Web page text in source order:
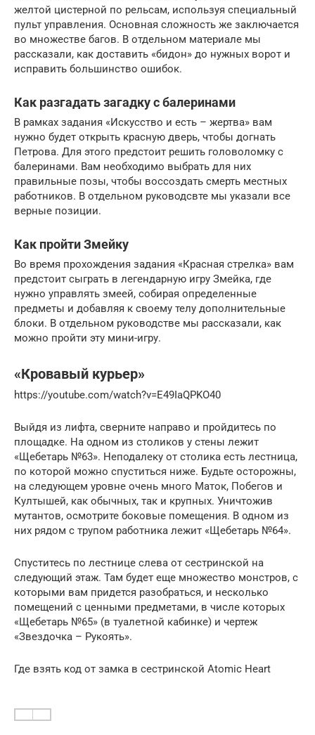
желтой цистерной по рельсам, используя специальный
пульт управления. Основная сложность же заключается
во множестве багов. В отдельном материале мы
рассказали, как доставить «бидон» до нужных ворот и
исправить большинство ошибок.
Как разгадать загадку с балеринами
В рамках задания «Искусство и есть – жертва» вам
нужно будет открыть красную дверь, чтобы догнать
Петрова. Для этого предстоит решить головоломку с
балеринами. Вам необходимо выбрать для них
правильные позы, чтобы воссоздать смерть местных
работников. В отдельном руководсвте мы указали все
верные позиции.
Как пройти Змейку
Во время прохождения задания «Красная стрелка» вам
предстоит сыграть в легендарную игру Змейка, где
нужно управлять змеей, собирая определенные
предметы и добавляя к своему телу дополнительные
блоки. В отдельном руководстве мы рассказали, как
можно пройти эту мини-игру.
«Кровавый курьер»
https://youtube.com/watch?v=E49IaQPKO40
Выйдя из лифта, сверните направо и пройдитесь по
площадке. На одном из столиков у стены лежит
«Щебетарь №63». Неподалеку от столика есть лестница,
по которой можно спуститься ниже. Будьте осторожны,
на следующем уровне очень много Маток, Побегов и
Култышей, как обычных, так и крупных. Уничтожив
мутантов, осмотрите боковые помещения. В одном из
них рядом с трупом работника лежит «Щебетарь №64».
Спуститесь по лестнице слева от сестринской на
следующий этаж. Там будет еще множество монстров, с
которыми вам придется разобраться, и несколько
помещений с ценными предметами, в числе которых
«Щебетарь №65» (в туалетной кабинке) и чертеж
«Звездочка – Рукоять».
Где взять код от замка в сестринской Atomic Heart